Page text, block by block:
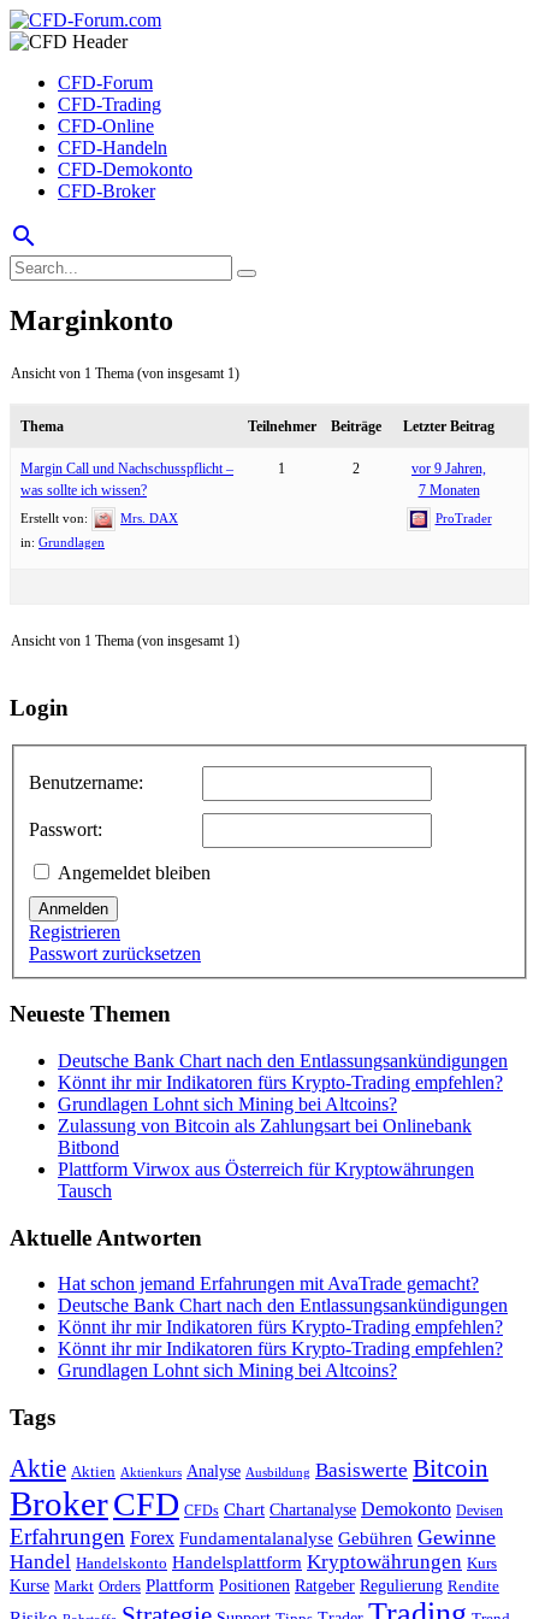
CFD-Forum
CFD-Trading
CFD-Online
CFD-Handeln
CFD-Demokonto
CFD-Broker
search
Marginkonto
Ansicht von 1 Thema (von insgesamt 1)
Thema Teilnehmer Beiträge Letzter Beitrag
Margin Call und Nachschusspflicht –
was sollte ich wissen?
Erstellt von:
Mrs. DAX
in: Grundlagen
1 2
vor 9 Jahren,
7 Monaten
ProTrader
Ansicht von 1 Thema (von insgesamt 1)
Login
Benutzername:
Passwort:
Angemeldet bleiben
Anmelden
Registrieren
Passwort zurücksetzen
Neueste Themen
Deutsche Bank Chart nach den Entlassungsankündigungen
Könnt ihr mir Indikatoren fürs Krypto-Trading empfehlen?
Grundlagen Lohnt sich Mining bei Altcoins?
Zulassung von Bitcoin als Zahlungsart bei Onlinebank
Bitbond
Plattform Virwox aus Österreich für Kryptowährungen
Tausch
Aktuelle Antworten
Hat schon jemand Erfahrungen mit AvaTrade gemacht?
Deutsche Bank Chart nach den Entlassungsankündigungen
Könnt ihr mir Indikatoren fürs Krypto-Trading empfehlen?
Könnt ihr mir Indikatoren fürs Krypto-Trading empfehlen?
Grundlagen Lohnt sich Mining bei Altcoins?
Tags
Aktie Aktien Aktienkurs Analyse Ausbildung Basiswerte Bitcoin
BrokerCFD CFDs Chart Chartanalyse Demokonto Devisen
Erfahrungen Forex Fundamentalanalyse Gebühren Gewinne
Handel Handelskonto Handelsplattform Kryptowährungen Kurs
Kurse Markt Orders Plattform Positionen Ratgeber Regulierung Rendite